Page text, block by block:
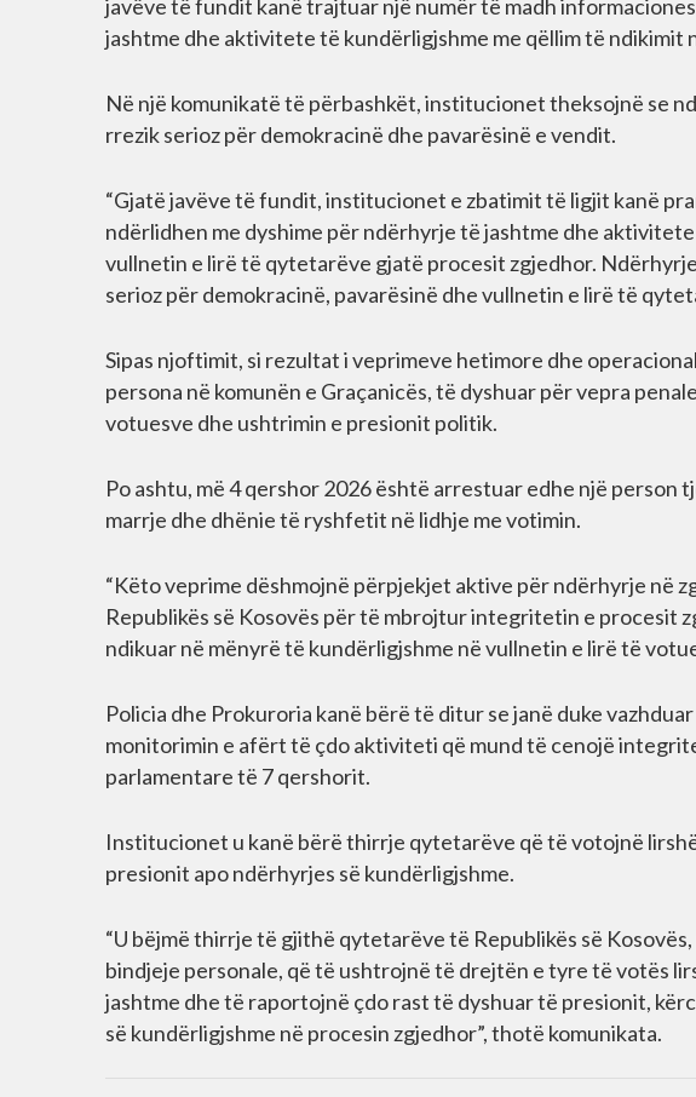
javëve të fundit kanë trajtuar një numër të madh
jashtme dhe aktivitete të kundërligjshme me qëllim të ndikimit
Në një komunikatë të përbashkët, institucionet theksojnë se
rrezik serioz për demokracinë dhe pavarësinë e vendit.
“Gjatë javëve të fundit, institucionet e zbatimit të ligjit kanë
ndërlidhen me dyshime për ndërhyrje të jashtme dhe
vullnetin e lirë të qytetarëve gjatë procesit zgjedhor.
serioz për demokracinë, pavarësinë dhe vullnetin e lirë të
Sipas njoftimit, si rezultat i veprimeve hetimore dhe
persona në komunën e Graçanicës, të dyshuar për vepra
votuesve dhe ushtrimin e presionit politik.
Po ashtu, më 4 qershor 2026 është arrestuar edhe një person
marrje dhe dhënie të ryshfetit në lidhje me votimin.
“Këto veprime dëshmojnë përpjekjet aktive për ndërhyrje në
Republikës së Kosovës për të mbrojtur integritetin e procesit
ndikuar në mënyrë të kundërligjshme në vullnetin e lirë të
Policia dhe Prokuroria kanë bërë të ditur se janë duke
monitorimin e afërt të çdo aktiviteti që mund të cenojë
parlamentare të 7 qershorit.
Institucionet u kanë bërë thirrje qytetarëve që të votojnë
presionit apo ndërhyrjes së kundërligjshme.
“U bëjmë thirrje të gjithë qytetarëve të Republikës së
bindjeje personale, që të ushtrojnë të drejtën e tyre të votës
jashtme dhe të raportojnë çdo rast të dyshuar të presionit,
së kundërligjshme në procesin zgjedhor”, thotë komunikata.